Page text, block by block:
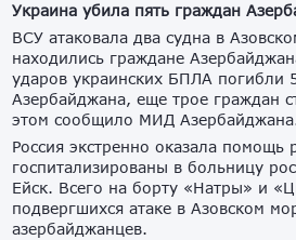
Украина убила пять граждан
ВСУ атаковала два судна в
находились граждане
ударов украинских БПЛА погибли
Азербайджана, еще трое граждан
этом сообщило МИД
Россия экстренно оказала
госпитализированы в больницу
Ейск. Всего на борту «Натры» и
подвергшихся атаке в Азовском
азербайджанцев.